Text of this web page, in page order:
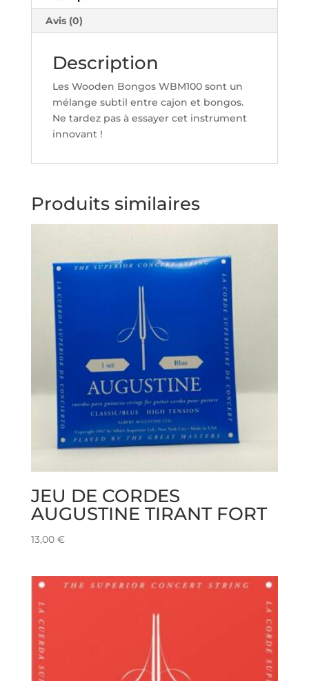
Avis (0)
Description
Les Wooden Bongos WBM100 sont un
mélange subtil entre cajon et bongos.
Ne tardez pas à essayer cet instrument
innovant !
Produits similaires
JEU DE CORDES
AUGUSTINE TIRANT FORT
13,00 €